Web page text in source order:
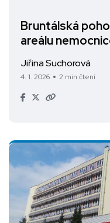
Bruntálská
areálu
Jiřina Suchorová
4. 1. 2026 2 min čtení